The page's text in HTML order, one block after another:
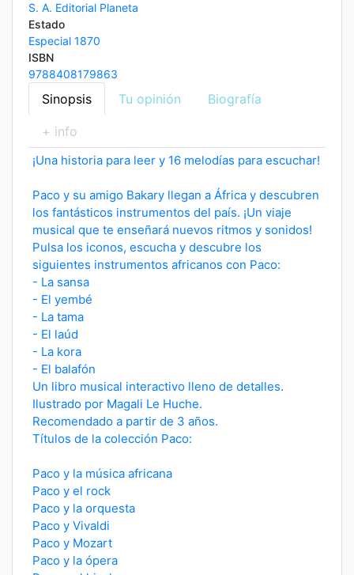
S. A. Editorial Planeta
Estado
Especial 1870
ISBN
9788408179863
Sinopsis Tu opinión Biografía
+ info
¡Una historia para leer y 16 melodías para escuchar!
Paco y su amigo Bakary llegan a África y descubren
los fantásticos instrumentos del país. ¡Un viaje
musical que te enseñará nuevos ritmos y sonidos!
Pulsa los iconos, escucha y descubre los
siguientes instrumentos africanos con Paco:
- La sansa
- El yembé
- La tama
- El laúd
- La kora
- El balafón
Un libro musical interactivo lleno de detalles.
Ilustrado por Magali Le Huche.
Recomendado a partir de 3 años.
Títulos de la colección Paco:
Paco y la música africana
Paco y el rock
Paco y la orquesta
Paco y Vivaldi
Paco y Mozart
Paco y la ópera